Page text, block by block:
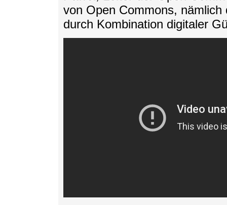
von Open Commons,
durch Kombination digitaler